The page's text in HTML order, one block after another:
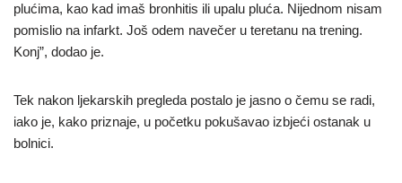
plućima, kao kad imaš bronhitis ili upalu pluća. Nijednom nisam
pomislio na infarkt. Još odem navečer u teretanu na trening.
Konj”, dodao je.
Tek nakon ljekarskih pregleda postalo je jasno o čemu se radi,
iako je, kako priznaje, u početku pokušavao izbjeći ostanak u
bolnici.